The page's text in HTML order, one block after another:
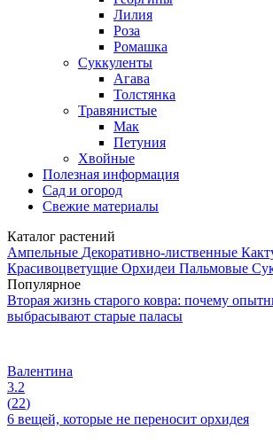
Лилия
Роза
Ромашка
Суккуленты
Агава
Толстянка
Травянистые
Мак
Петуния
Хвойные
Полезная информация
Сад и огород
Свежие материалы
Каталог растений
Ампельные Декоративно-лиственные
Красивоцветущие Орхидеи Пальмовые
Популярное
Вторая жизнь старого ковра: почему
выбрасывают старые паласы
Валентина
3.2
(22)
6 вещей, которые не переносит орхидея